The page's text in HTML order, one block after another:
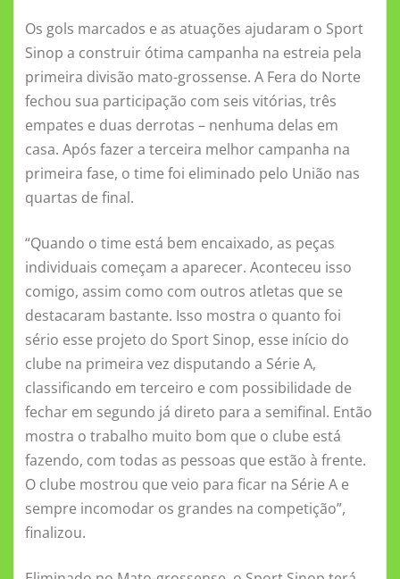
Os gols marcados e as atuações ajudaram o Sport
Sinop a construir ótima campanha na estreia pela
primeira divisão mato-grossense. A Fera do Norte
fechou sua participação com seis vitórias, três
empates e duas derrotas – nenhuma delas em
casa. Após fazer a terceira melhor campanha na
primeira fase, o time foi eliminado pelo União nas
quartas de final.
“Quando o time está bem encaixado, as peças
individuais começam a aparecer. Aconteceu isso
comigo, assim como com outros atletas que se
destacaram bastante. Isso mostra o quanto foi
sério esse projeto do Sport Sinop, esse início do
clube na primeira vez disputando a Série A,
classificando em terceiro e com possibilidade de
fechar em segundo já direto para a semifinal. Então
mostra o trabalho muito bom que o clube está
fazendo, com todas as pessoas que estão à frente.
O clube mostrou que veio para ficar na Série A e
sempre incomodar os grandes na competição”,
finalizou.